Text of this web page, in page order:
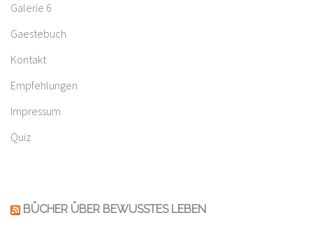
Galerie 6
Gaestebuch
Kontakt
Empfehlungen
Impressum
Quiz
BÜCHER ÜBER BEWUSSTES LEBEN